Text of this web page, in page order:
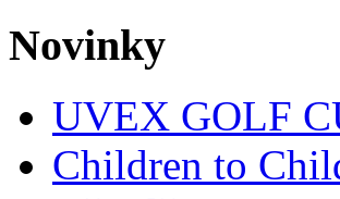
Novinky
UVEX GOLF
Children to